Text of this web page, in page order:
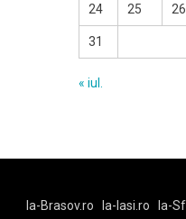
24 25 26
31
« iul.
la-Brasov.ro la-Iasi.ro
la-